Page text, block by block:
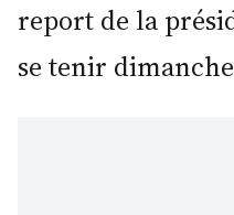
report de la
se tenir